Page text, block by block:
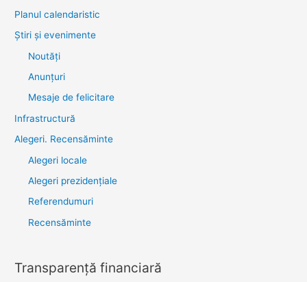
Planul calendaristic
Știri şi evenimente
Noutăţi
Anunţuri
Mesaje de felicitare
Infrastructură
Alegeri. Recensăminte
Alegeri locale
Alegeri prezidențiale
Referendumuri
Recensăminte
Transparenţă financiară